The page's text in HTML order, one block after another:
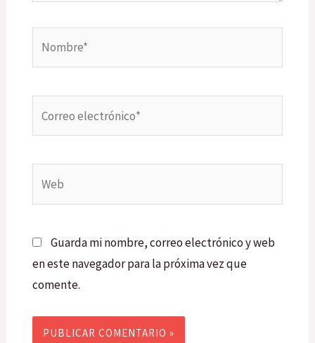
Guarda mi nombre, correo electrónico y web
en este navegador para la próxima vez que
comente.